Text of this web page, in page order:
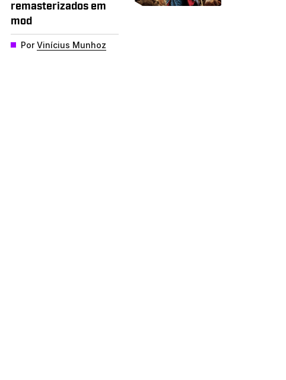
remasterizados em
mod
PorVinícius Munhoz